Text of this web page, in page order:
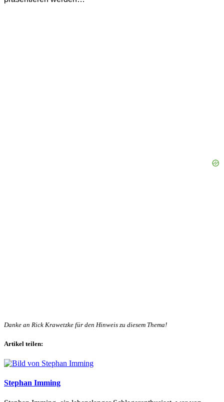
Danke an Rick Krawetzke für den Hinweis zu diesem Thema!
Artikel teilen:
Stephan Imming